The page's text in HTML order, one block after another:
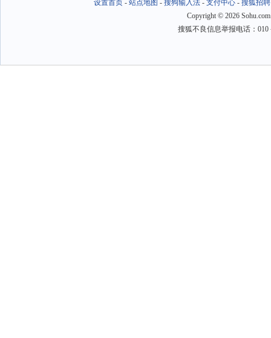
设置首页- 站点地图 - 搜狗输入法- 支付中心- 搜狐招聘
Copyright © 2026
搜狐不良信息举报电话：010